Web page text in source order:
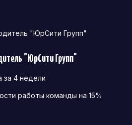
"ЮрСити Групп"
"ЮрСити Групп"
за 4 недели
работы команды на 15%